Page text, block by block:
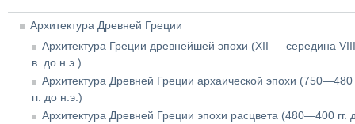
Архитектура Древней Греции
Архитектура Греции древнейшей эпохи (XII — середина VIII
в. до н.э.)
Архитектура Древней Греции архаической эпохи (750—480
гг. до н.э.)
Архитектура Древней Греции эпохи расцвета (480—400 гг.